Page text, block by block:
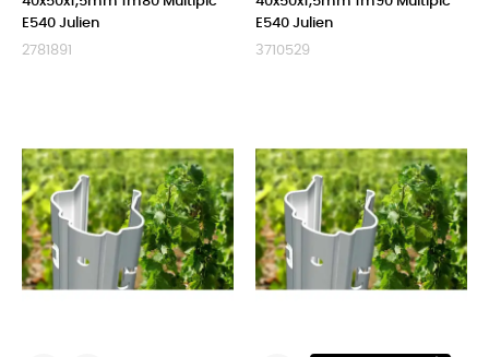
E540 Julien
2781891
E540 Julien
3710529